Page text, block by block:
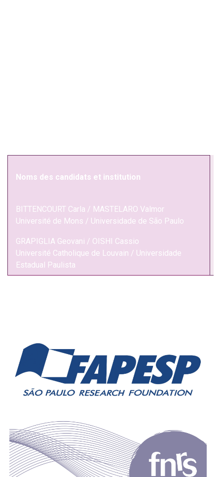
Noms des candidats et institution
BITTENCOURT Carla / MASTELARO Valmor
Université de Mons / Universidade de São Paulo
GRAPIGLIA Geovani / OISHI Cassio
Université Catholique de Louvain / Universidade
Estadual Paulista